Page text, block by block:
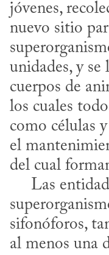
jóvenes,
nuevo sitio
unidades, y se
cuerpos de
los cuales
como células
el
del cual
sifonóforos,
al menos una